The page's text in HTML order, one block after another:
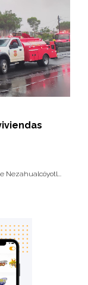
Nezahualcóyotl...